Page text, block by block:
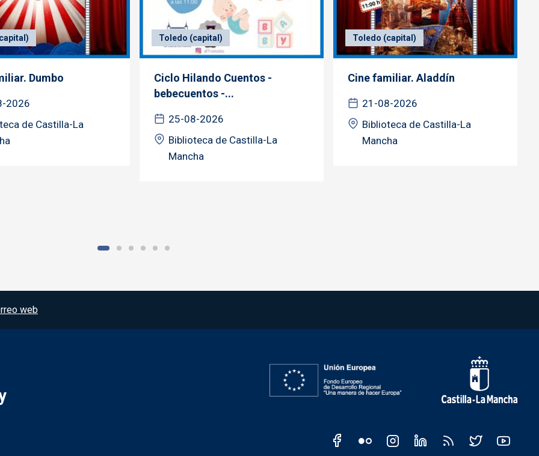
Dumbo
2026
de Castilla-La
Toledo (capital)
Ciclo Hilando Cuentos -
bebecuentos -...
25-08-2026
Biblioteca de Castilla-La
Mancha
Toledo (capital)
Cine familiar. Aladdín
21-08-2026
Biblioteca de Castilla-La
Mancha
web